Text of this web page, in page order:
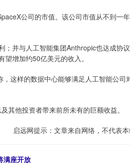
公司的市值。该公司市值从不到一
并与人工智能集团Anthropic也达成协
增加约50亿美元的收入。
这样的数据中心能够满足人工智能公司
他投资者带来前所未有的巨额收益。
启远网提示：文章来自网络，不代表本
满座开放